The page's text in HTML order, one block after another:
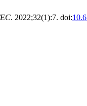
. 2022;32(1):7. doi: